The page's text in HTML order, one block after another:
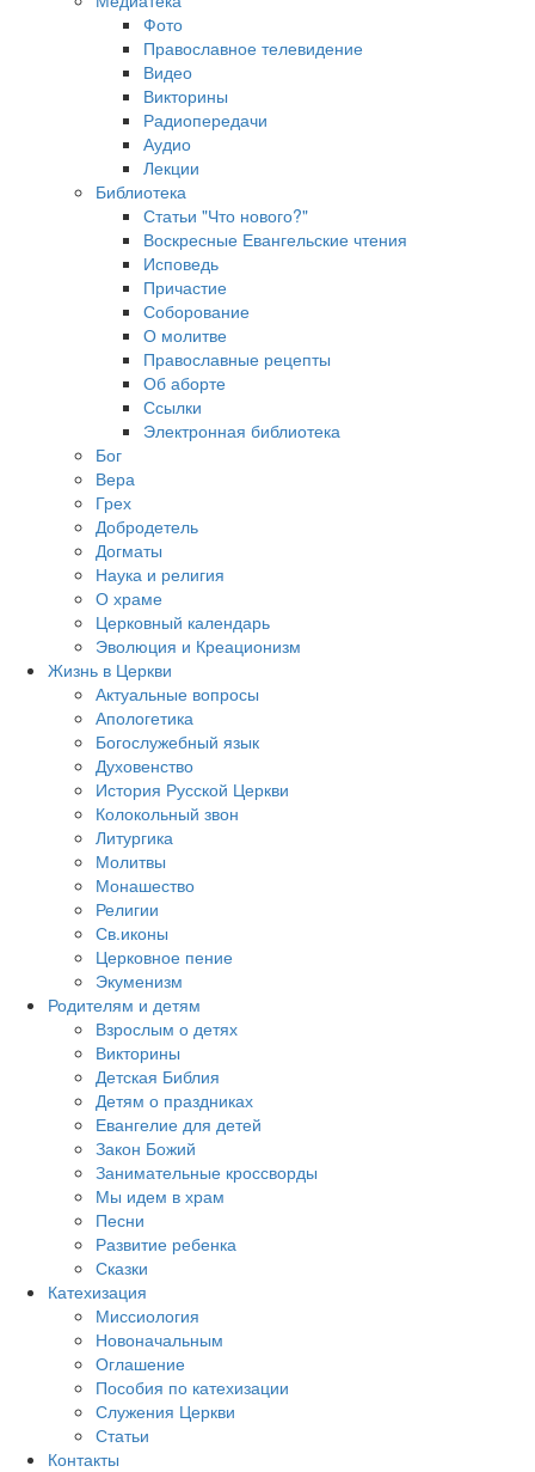
Фото
Православное телевидение
Видео
Викторины
Радиопередачи
Аудио
Лекции
Библиотека
Статьи "Что нового?"
Воскресные Евангельские чтения
Исповедь
Причастие
Соборование
О молитве
Православные рецепты
Об аборте
Ссылки
Электронная библиотека
Бог
Вера
Грех
Добродетель
Догматы
Наука и религия
О храме
Церковный календарь
Эволюция и Креационизм
Жизнь в Церкви
Актуальные вопросы
Апологетика
Богослужебный язык
Духовенство
История Русской Церкви
Колокольный звон
Литургика
Молитвы
Монашество
Религии
Св.иконы
Церковное пение
Экуменизм
Родителям и детям
Взрослым о детях
Викторины
Детская Библия
Детям о праздниках
Евангелие для детей
Закон Божий
Занимательные кроссворды
Мы идем в храм
Песни
Развитие ребенка
Сказки
Катехизация
Миссиология
Новоначальным
Оглашение
Пособия по катехизации
Служения Церкви
Статьи
Контакты